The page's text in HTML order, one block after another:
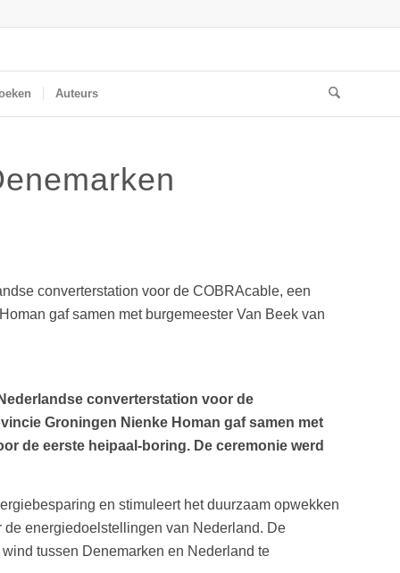
Auteurs
converterstation voor de COBRAcable, een
gaf samen met burgemeester Van Beek van
converterstation voor de
Groningen Nienke Homan gaf samen met
de eerste heipaal-boring. De ceremonie werd
en stimuleert het duurzaam opwekken
energiedoelstellingen van Nederland. De
tussen Denemarken en Nederland te